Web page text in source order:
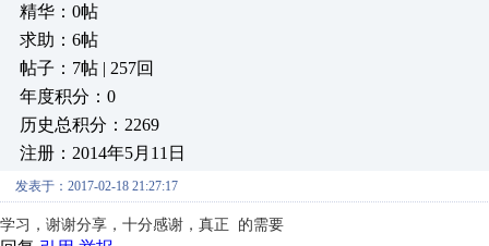
精华：0帖
求助：6帖
帖子：7帖 | 257回
年度积分：0
历史总积分：2269
注册：2014年5月11日
发表于：2017-02-18 21:27:17
学习，谢谢分享，十分感谢，真正 的需要